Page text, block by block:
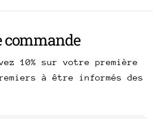
commande
10% sur votre première
à être informés des